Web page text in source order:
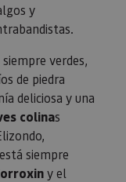
y
verdes,
de piedra
deliciosa y una
colinas
siempre
y el